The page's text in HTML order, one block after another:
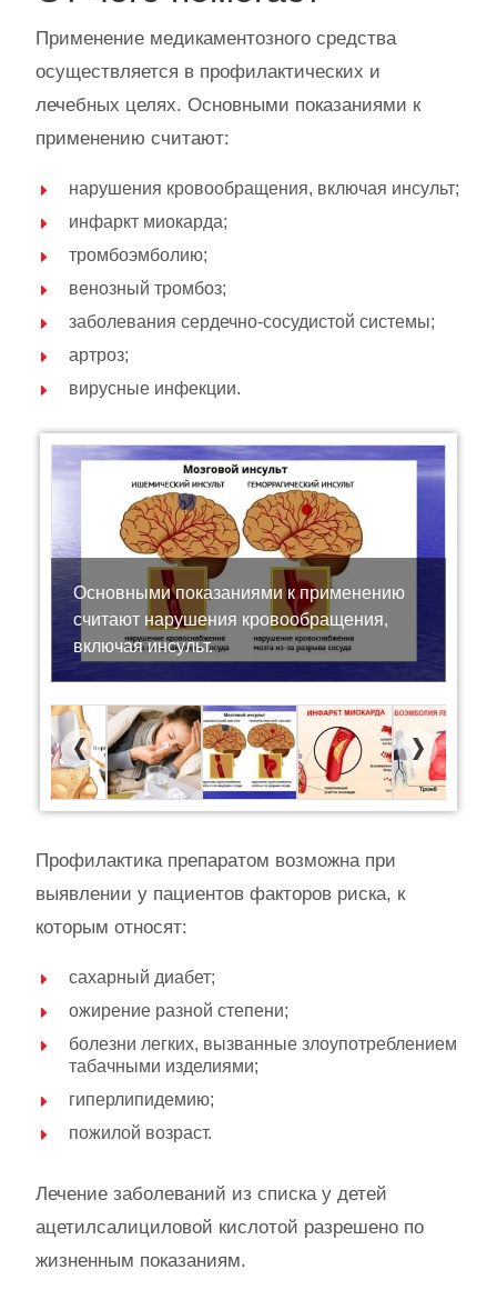
Применение медикаментозного средства
осуществляется в профилактических и
лечебных целях. Основными показаниями к
применению считают:
нарушения кровообращения, включая инсульт;
инфаркт миокарда;
тромбоэмболию;
венозный тромбоз;
заболевания сердечно-сосудистой системы;
артроз;
вирусные инфекции.
Основными показаниями к применению
считают нарушения кровообращения,
включая инсульт.
Previous Next
Профилактика препаратом возможна при
выявлении у пациентов факторов риска, к
которым относят:
сахарный диабет;
ожирение разной степени;
болезни легких, вызванные злоупотреблением
табачными изделиями;
гиперлипидемию;
пожилой возраст.
Лечение заболеваний из списка у детей
ацетилсалициловой кислотой разрешено по
жизненным показаниям.